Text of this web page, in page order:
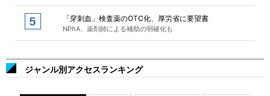
「穿刺血」検査薬のOTC化、厚労省に要望書
NPhA、薬剤師による補助の明確化も
ジャンル別アクセスランキング